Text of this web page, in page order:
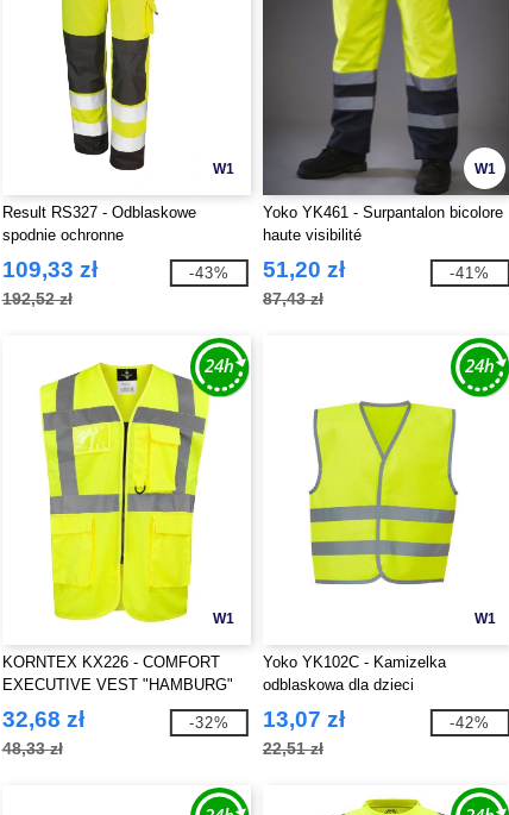
W1
Result RS327 - Odblaskowe
spodnie ochronne
109,33 zł
192,52 zł
-43%
W1
Yoko YK461 - Surpantalon bicolore
haute visibilité
51,20 zł
87,43 zł
-41%
W1
KORNTEX KX226 - COMFORT
EXECUTIVE VEST "HAMBURG"
32,68 zł
48,33 zł
-32%
W1
Yoko YK102C - Kamizelka
odblaskowa dla dzieci
13,07 zł
22,51 zł
-42%